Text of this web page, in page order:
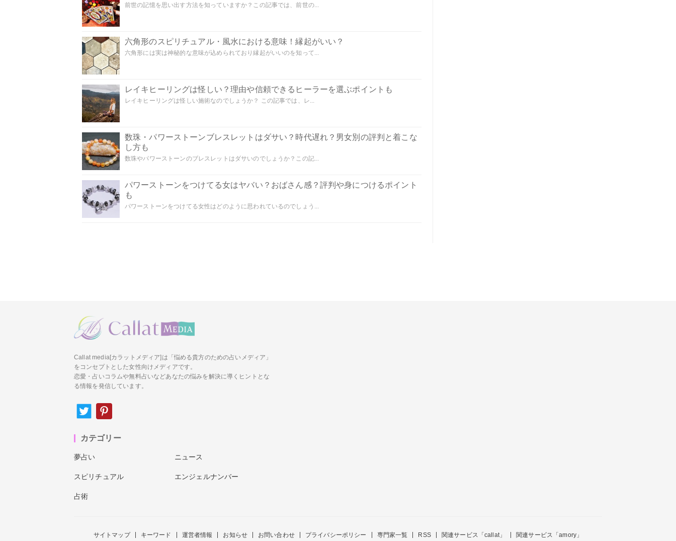
前世の記憶を思い出す方法を知っていますか？この記事では、前世の...
六角形のスピリチュアル・風水における意味！縁起がいい？
六角形には実は神秘的な意味が込められており縁起がいいのを知って...
レイキヒーリングは怪しい？理由や信頼できるヒーラーを選ぶポイントも
レイキヒーリングは怪しい施術なのでしょうか？ この記事では、レ...
数珠・パワーストーンブレスレットはダサい？時代遅れ？男女別の評判と着こな
し方も
数珠やパワーストーンのブレスレットはダサいのでしょうか？この記...
パワーストーンをつけてる女はヤバい？おばさん感？評判や身につけるポイント
も
パワーストーンをつけてる女性はどのように思われているのでしょう...
Callat media[カラットメディア]は「悩める貴方のための占いメディア」
をコンセプトとした女性向けメディアです。
恋愛・占いコラムや無料占いなどあなたの悩みを解決に導くヒントとな
る情報を発信しています。
カテゴリー
夢占い ニュース
スピリチュアル エンジェルナンバー
占術
サイトマップ キーワード 運営者情報 お知らせ お問い合わせ プライバシーポリシー 専門家一覧 RSS 関連サービス「callat」 関連サービス「amory」